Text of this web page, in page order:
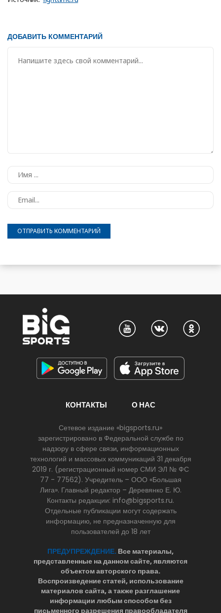
ДОБАВИТЬ КОММЕНТАРИЙ
КОНТАКТЫ О НАС
Сетевое издание «bigsports.ru»
зарегистрировано в Федеральной службе по
надзору в сфере связи, информационных
технологий и массовых коммуникаций 31 декабря
2019 г. (регистрационный номер СМИ ЭЛ № ФС
77 - 77562). Учредитель – ООО «Большая
Лига». Главный редактор – Деревянко Е. Ю.
Контакты редакции: info@bigsports.ru.
Отдельные публикации могут содержать
информацию, не предназначенную для
пользователей до 18 лет
ПРЕДУПРЕЖДЕНИЕ. Все материалы,
представленные на данном сайте, являются
объектом авторского права.
Воспроизведение статей, использование
материалов сайта, а также разглашение
информации любым способом без
письменного разрешения правообладателя